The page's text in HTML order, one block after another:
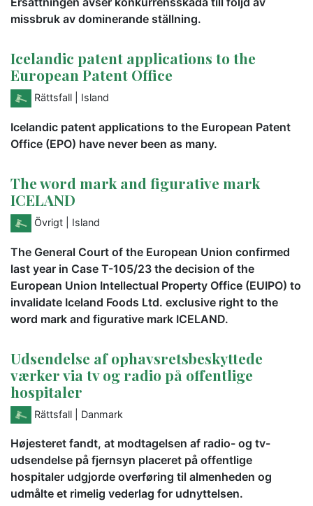
missbruk av dominerande ställning.
Icelandic patent applications to the
European Patent Office
Rättsfall | Island
Icelandic patent applications to the European Patent
Office (EPO) have never been as many.
The word mark and figurative mark
ICELAND
Övrigt | Island
The General Court of the European Union confirmed
last year in Case T-105/23 the decision of the
European Union Intellectual Property Office (EUIPO) to
invalidate Iceland Foods Ltd. exclusive right to the
word mark and figurative mark ICELAND.
Udsendelse af ophavsretsbeskyttede
værker via tv og radio på offentlige
hospitaler
Rättsfall | Danmark
Højesteret fandt, at modtagelsen af radio- og tv-
udsendelse på fjernsyn placeret på offentlige
hospitaler udgjorde overføring til almenheden og
udmålte et rimelig vederlag for udnyttelsen.